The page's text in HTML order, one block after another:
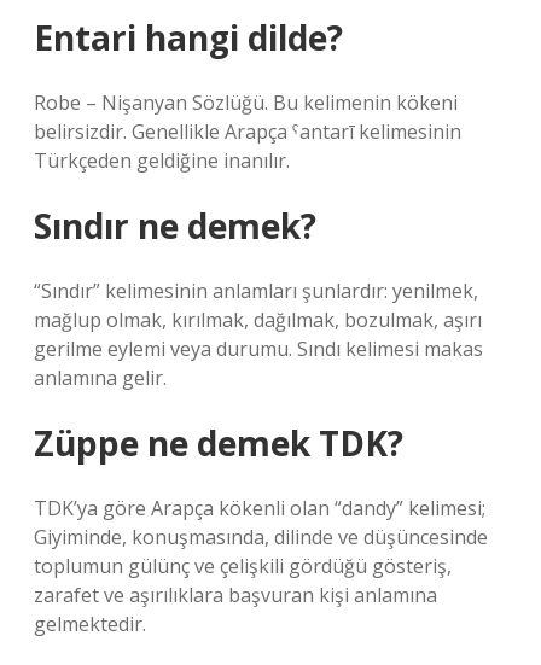
Entari hangi dilde?
Robe – Nişanyan Sözlüğü. Bu kelimenin kökeni
belirsizdir. Genellikle Arapça ˁantarī kelimesinin
Türkçeden geldiğine inanılır.
Sındır ne demek?
“Sındır” kelimesinin anlamları şunlardır: yenilmek,
mağlup olmak, kırılmak, dağılmak, bozulmak, aşırı
gerilme eylemi veya durumu. Sındı kelimesi makas
anlamına gelir.
Züppe ne demek TDK?
TDK’ya göre Arapça kökenli olan “dandy” kelimesi;
Giyiminde, konuşmasında, dilinde ve düşüncesinde
toplumun gülünç ve çelişkili gördüğü gösteriş,
zarafet ve aşırılıklara başvuran kişi anlamına
gelmektedir.